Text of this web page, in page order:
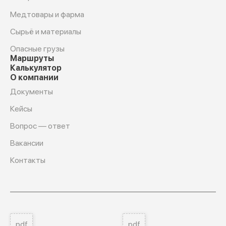
Медтовары и фарма
Сырьё и материалы
Опасные грузы
Маршруты
Калькулятор
О компании
Документы
Кейсы
Вопрос — ответ
Вакансии
Контакты